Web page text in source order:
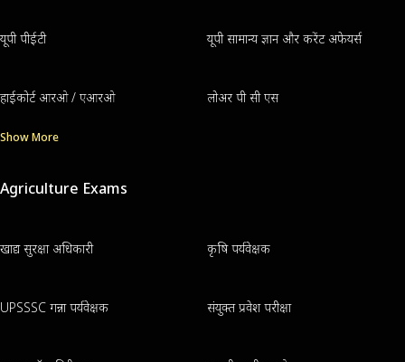
यूपी पीईटी यूपी सामान्य ज्ञान और करेंट अफेयर्स
हाईकोर्ट आरओ / एआरओ लोअर पी सी एस
Show More
Agriculture Exams
खाद्य सुरक्षा अधिकारी कृषि पर्यवेक्षक
UPSSSC गन्ना पर्यवेक्षक संयुक्त प्रवेश परीक्षा